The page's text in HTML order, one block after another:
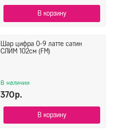
В корзину
Шар цифра 0-9 латте сатин
СЛИМ 102см (FM)
В наличии
370р.
В корзину